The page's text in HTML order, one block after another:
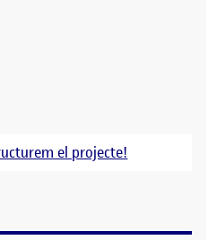
el projecte!